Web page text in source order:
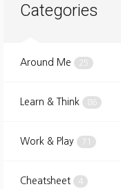
Categories
Around Me 25
Learn & Think 86
Work & Play 71
Cheatsheet 4